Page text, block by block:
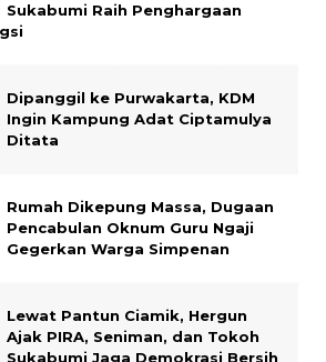
Sukabumi Raih Penghargaan
Dipanggil ke Purwakarta, KDM
Ingin Kampung Adat Ciptamulya
Ditata
Rumah Dikepung Massa, Dugaan
Pencabulan Oknum Guru Ngaji
Gegerkan Warga Simpenan
Lewat Pantun Ciamik, Hergun
Ajak PIRA, Seniman, dan Tokoh
Sukabumi Jaga Demokrasi Bersih